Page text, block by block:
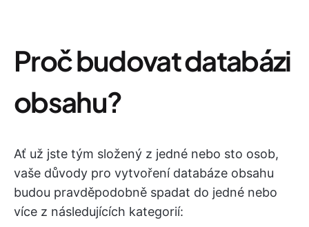
Proč budovat databázi
obsahu?
Ať už jste tým složený z jedné nebo sto osob,
vaše důvody pro vytvoření databáze obsahu
budou pravděpodobně spadat do jedné nebo
více z následujících kategorií: